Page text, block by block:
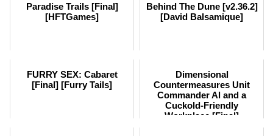
Paradise Trails [Final]
[HFTGames]
Behind The Dune [v2.36.2]
[David Balsamique]
FURRY SEX: Cabaret
[Final] [Furry Tails]
Dimensional
Countermeasures Unit
Commander Al and a
Cuckold-Friendly
Workplace [Final]